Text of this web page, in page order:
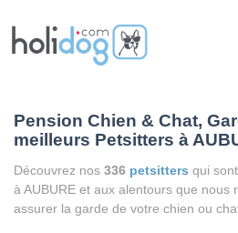
Pension Chien & Chat,
meilleurs Petsitters à
Découvrez nos 336 petsitters qui
à AUBURE et aux alentours que nous
assurer la garde de votre chien ou